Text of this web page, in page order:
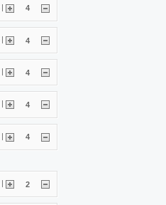
| 4
| 4
| 4
4
| 4
| 2